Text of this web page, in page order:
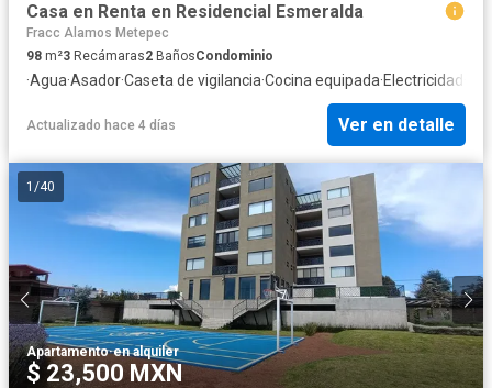
Casa en Renta en Residencial Esmeralda
Fracc Alamos Metepec
98 m²3 Recámaras2 BañosCondominio
·Agua·Asador·Caseta de vigilancia·Cocina equipada·Electricidad
Actualizado hace 4 días Ver en detalle
1 /40
Apartamento·en alquiler
$ 23,500 MXN